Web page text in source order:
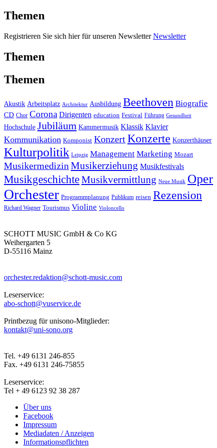
Themen
Registrieren Sie sich hier für unseren NewsletterNewsletter
Themen
Themen
Akustik Arbeitsplatz Architektur Ausbildung Beethoven Biografie
CD Chor Corona Dirigenten education Festival Führung Gesundheit
Hochschule Jubiläum Kammermusik Klassik Klavier
Kommunikation Komponist KonzertKonzerte Konzerthäuser
Kulturpolitik Leipzig Management Marketing Mozart
Musikermedizin Musikerziehung Musikfestivals
MusikgeschichteMusikvermittlung Neue Musik Oper
Orchester Programmplanung Publikum reisen Rezension
Richard Wagner Tourismus Violine Violoncello
SCHOTT MUSIC GmbH & Co KG
Weihergarten 5
D-55116 Mainz
orchester.redaktion@schott-music.com
Leserservice:
abo-schott@vuservice.de
Printbezug für unisono-Mitglieder:
kontakt@uni-sono.org
Tel. +49 6131 246-855
Fax. +49 6131 246-75855
Leserservice:
Tel + 49 6123 92 38 287
Über uns
Facebook
Impressum
Mediadaten / Anzeigen
Informationspflichten